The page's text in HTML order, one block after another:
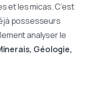
et les micas. C’est
possesseurs
analyser le
Géologie,